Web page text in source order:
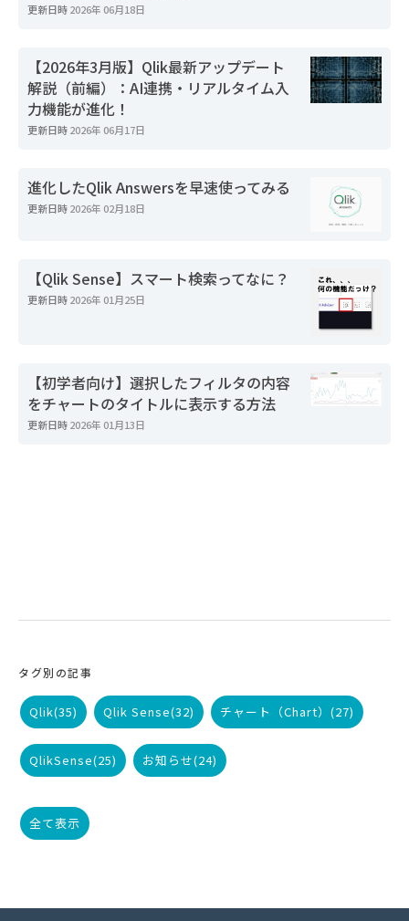
更新日時2026年 06月18日
【2026年3月版】Qlik最新アップデート
解説（前編）：AI連携・リアルタイム入
力機能が進化！
更新日時2026年 06月17日
進化したQlik Answersを早速使ってみる
更新日時2026年 02月18日
【Qlik Sense】スマート検索ってなに？
更新日時2026年 01月25日
【初学者向け】選択したフィルタの内容
をチャートのタイトルに表示する方法
更新日時2026年 01月13日
タグ別の記事
Qlik(35) Qlik Sense(32) チャート（Chart） (27)
QlikSense(25) お知らせ(24)
全て表示